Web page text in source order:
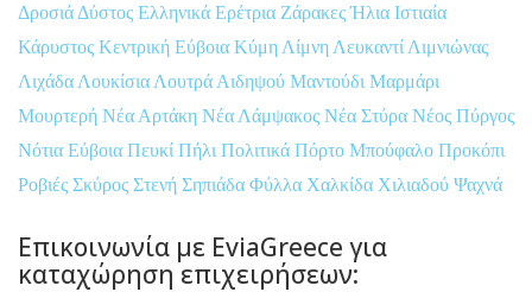
Δροσιά Δύστος Ελληνικά Ερέτρια ΖάρακεςΉλια Ιστιαία
Κάρυστος Κεντρική Εύβοια Κύμη Λίμνη Λευκαντί Λιμνιώνας
Λιχάδα Λουκίσια Λουτρά Αιδηψού Μαντούδι Μαρμάρι
Μουρτερή Νέα Αρτάκη Νέα Λάμψακος Νέα Στύρα Νέος Πύργος
Νότια Εύβοια Πευκί Πήλι Πολιτικά Πόρτο Μπούφαλο Προκόπι
Ροβιές Σκύρος Στενή Σηπιάδα Φύλλα Χαλκίδα Χιλιαδού Ψαχνά
Επικοινωνία με EviaGreece για
καταχώρηση επιχειρήσεων: